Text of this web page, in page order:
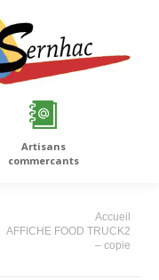
Artisans
commercants
Accueil
AFFICHE FOOD TRUCK2
– copie